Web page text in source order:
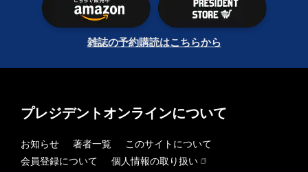
雑誌の予約購読はこちらから
プレジデントオンラインについて
お知らせ 著者一覧
このサイトについて
会員登録について
個人情報の取り扱い